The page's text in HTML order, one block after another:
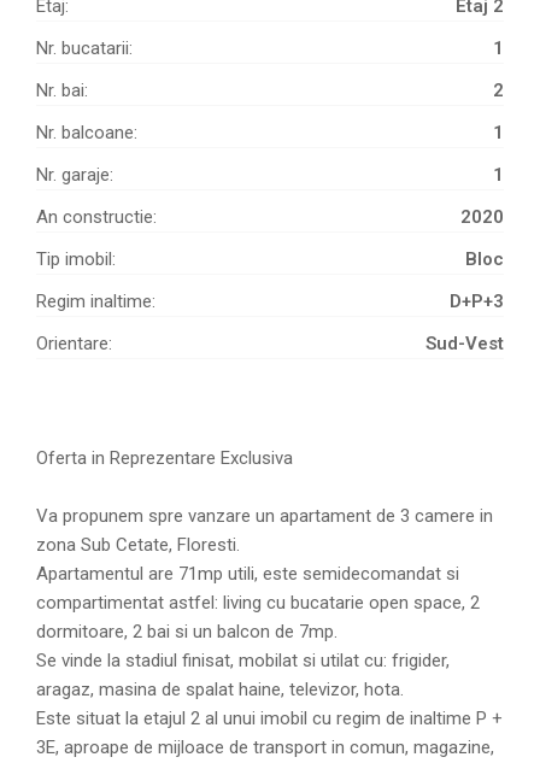
Etaj:
Etaj 2
Nr. bucatarii:
1
Nr. bai:
2
Nr. balcoane:
1
Nr. garaje:
1
An constructie:
2020
Tip imobil:
Bloc
Regim inaltime:
D+P+3
Orientare:
Sud-Vest
Oferta in Reprezentare Exclusiva
Va propunem spre vanzare un apartament de 3 camere in
zona Sub Cetate, Floresti.
Apartamentul are 71mp utili, este semidecomandat si
compartimentat astfel: living cu bucatarie open space, 2
dormitoare, 2 bai si un balcon de 7mp.
Se vinde la stadiul finisat, mobilat si utilat cu: frigider,
aragaz, masina de spalat haine, televizor, hota.
Este situat la etajul 2 al unui imobil cu regim de inaltime P +
3E, aproape de mijloace de transport in comun, magazine,